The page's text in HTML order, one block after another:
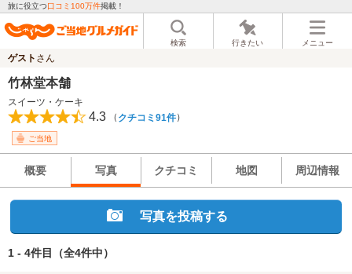
旅に役立つ口コミ100万件掲載！
検索 行きたい メニュー
ゲスト さん
竹林堂本舗
スイーツ・ケーキ
4.3 （ クチコミ91件）
ご当地
概要 写真 クチコミ 地図 周辺情報
写真を投稿する
1 - 4件目 （全4件中）